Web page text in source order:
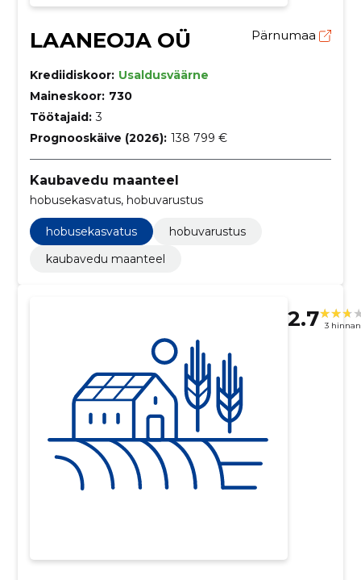
LAANEOJA OÜ Pärnumaa
Krediidiskoor: Usaldusväärne
Maineskoor: 730
Töötajaid: 3
Prognooskäive (2026): 138 799 €
Kaubavedu maanteel
hobusekasvatus, hobuvarustus
hobusekasvatus
hobuvarustus
kaubavedu maanteel
2.7 3